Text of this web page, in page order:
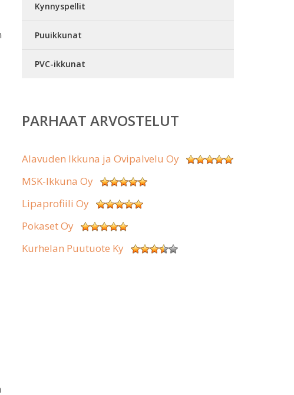
Kynnyspellit
Puuikkunat
PVC-ikkunat
PARHAAT ARVOSTELUT
Alavuden Ikkuna ja Ovipalvelu Oy
MSK-Ikkuna Oy
Lipaprofiili Oy
Pokaset Oy
Kurhelan Puutuote Ky